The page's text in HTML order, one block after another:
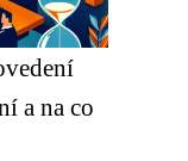
a na co